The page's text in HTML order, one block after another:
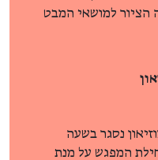
למושאי המבט
נסגר בשעה
תחילת המפגש על מנת